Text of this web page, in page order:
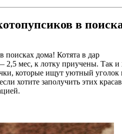
в
поисках дома! Котята в дар
2,5 мес, к лотку приучены. Так
которые ищут уютный уголок
хотите заполучить этих